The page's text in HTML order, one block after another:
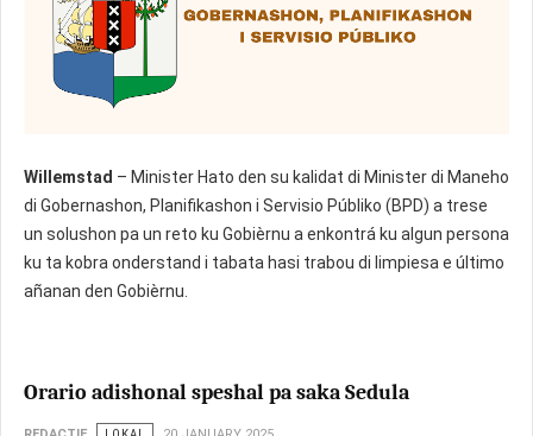
Willemstad – Minister Hato den su kalidat di Minister di Maneho
di Gobernashon, Planifikashon i Servisio Públiko (BPD) a trese
un solushon pa un reto ku Gobièrnu a enkontrá ku algun persona
ku ta kobra onderstand i tabata hasi trabou di limpiesa e último
añanan den Gobièrnu.
Orario adishonal speshal pa saka Sedula